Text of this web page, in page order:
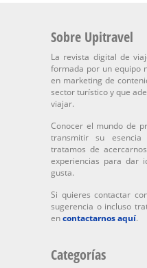
Sobre Upitravel
La revista digital de
formada por un equipo
en marketing de
sector turístico y que
viajar.
Conocer el mundo de
transmitir su
tratamos de
experiencias para dar
gusta.
Si quieres contactar
sugerencia o incluso
encontactarnos aquí.
Categorías